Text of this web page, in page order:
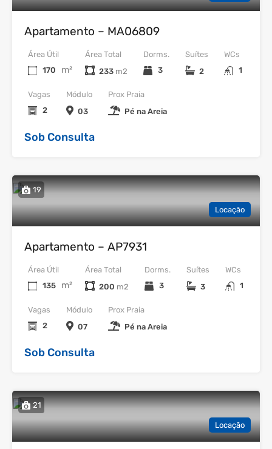
Apartamento – MA06809
Dorms.
3
WCs
1
Área Útil
170
m²
Vagas
2
Área Total
233
Suítes
2
Módulo
03
Prox Praia
Pé na Areia
Sob Consulta
19
Locação
Apartamento – AP7931
Dorms.
3
WCs
1
Área Útil
135
m²
Vagas
2
Área Total
200
Suítes
3
Módulo
07
Prox Praia
Pé na Areia
Sob Consulta
21
Locação